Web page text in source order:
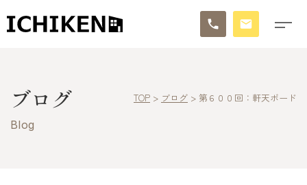
ブログ
ブログ
Blog
TOP > ブログ > 第６００回：軒天ボード